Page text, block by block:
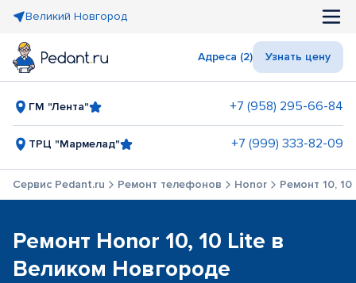
Великий Новгород
Адреса (2) Узнать цену
ГМ "Лента" +7 (958) 295-66-84
ТРЦ "Мармелад" +7 (999) 333-82-09
Сервис Pedant.ru Ремонт телефонов Honor Ремонт 10, 10
Ремонт Honor 10, 10 Lite в
Великом Новгороде